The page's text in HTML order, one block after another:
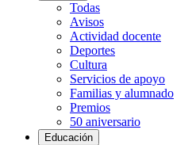
Todas
Avisos
Actividad docente
Deportes
Cultura
Servicios de apoyo
Familias y alumnado
Premios
50 aniversario
Educación